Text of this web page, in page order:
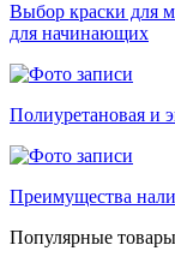
Выбор краски для
для начинающих
Полиуретановая и
Преимущества
Популярные товары